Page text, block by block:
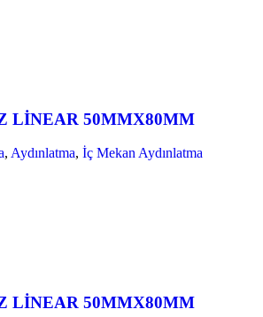
LİNEAR 50MMX80MM
, Aydınlatma, İç Mekan Aydınlatma
LİNEAR 50MMX80MM